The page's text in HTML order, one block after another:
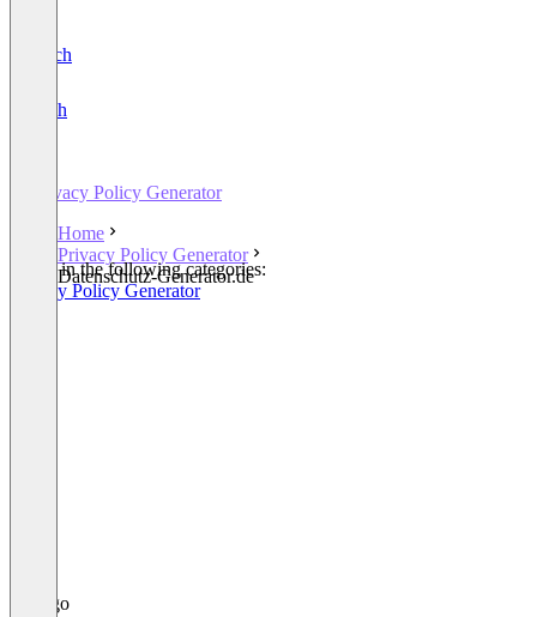
Deutsch
English
Privacy Policy Generator
Home
Privacy Policy Generator
Datenschutz-Generator.de
Listed in the following categories:
Privacy Policy Generator